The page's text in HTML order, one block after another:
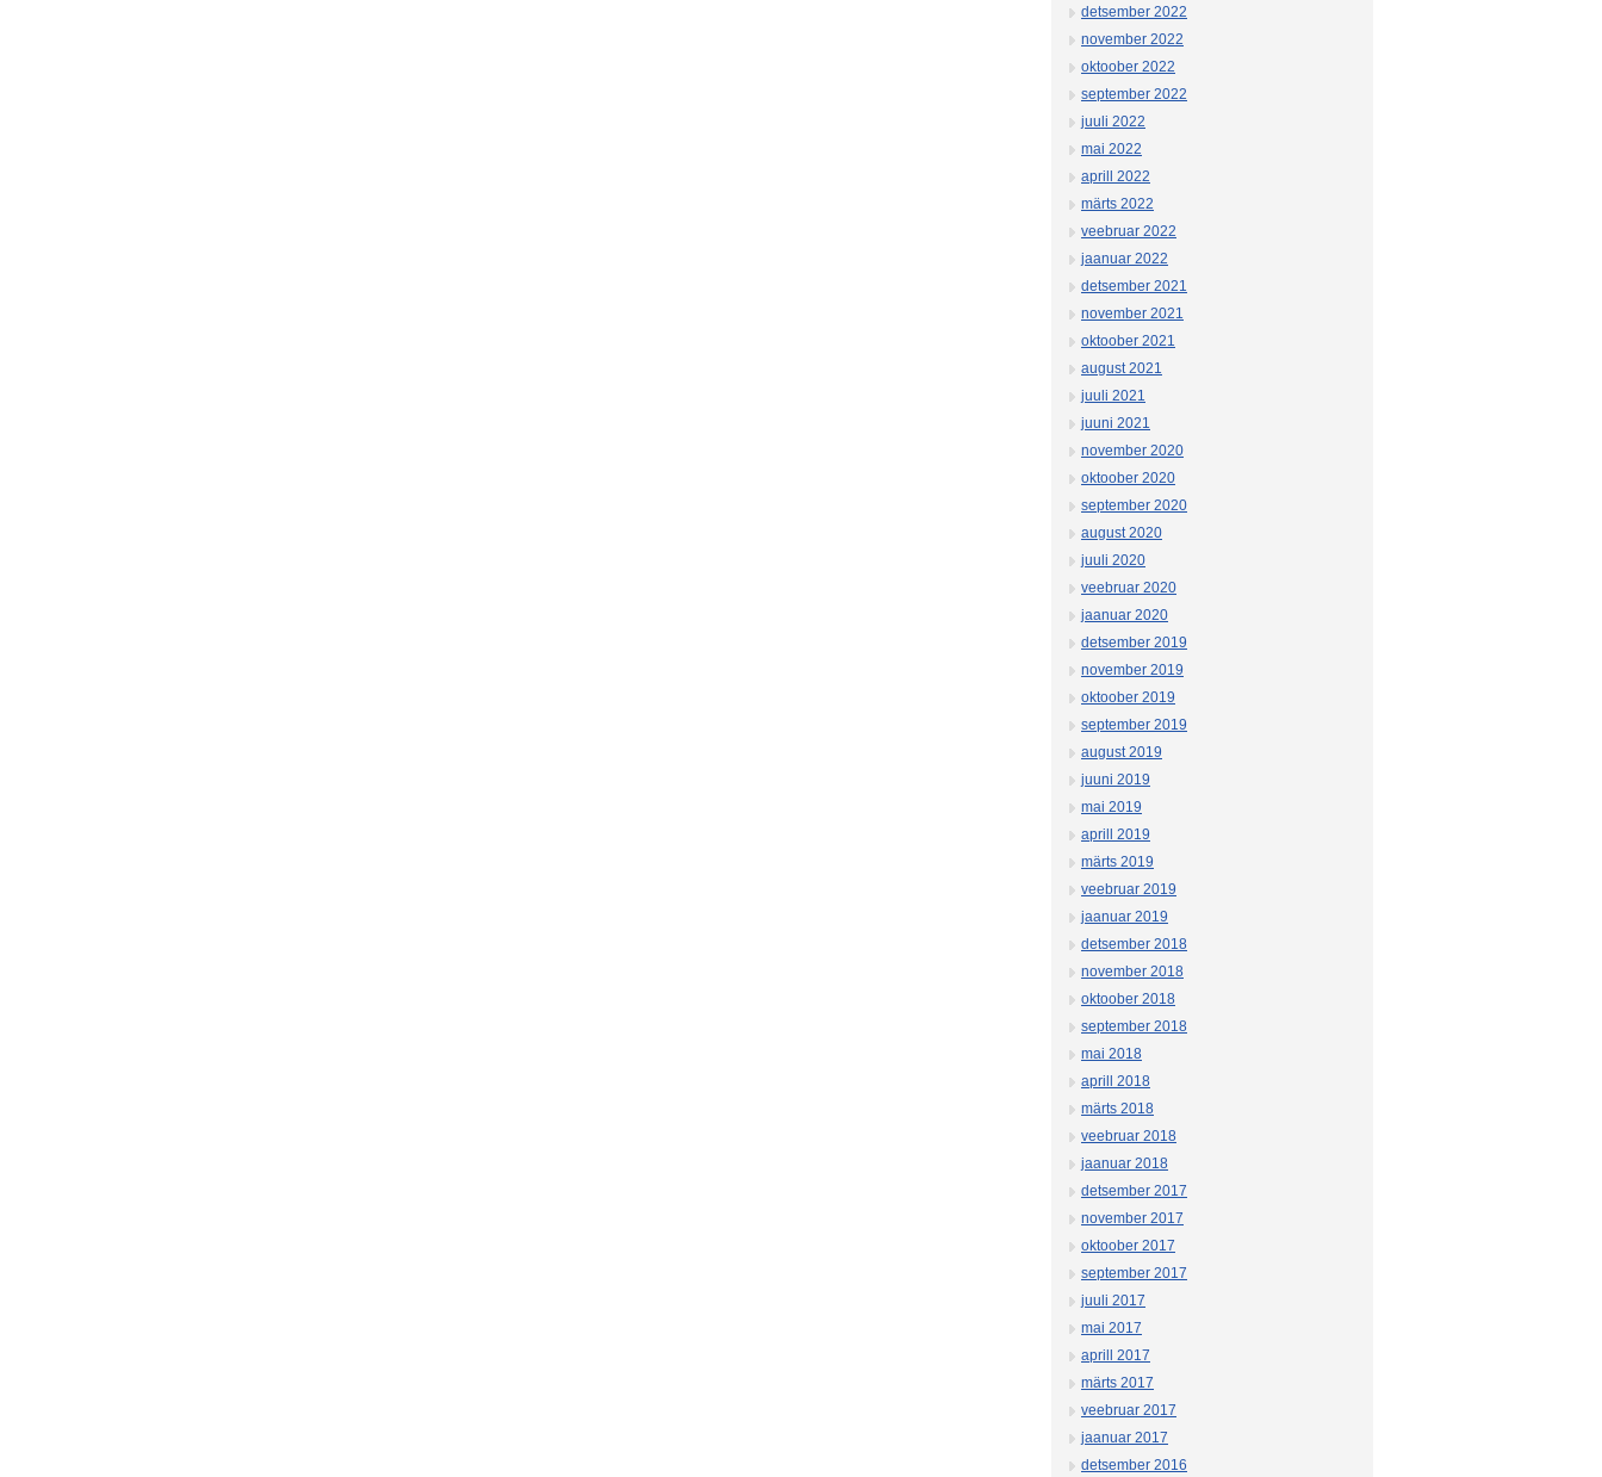
detsember 2022
november 2022
oktoober 2022
september 2022
juuli 2022
mai 2022
aprill 2022
märts 2022
veebruar 2022
jaanuar 2022
detsember 2021
november 2021
oktoober 2021
august 2021
juuli 2021
juuni 2021
november 2020
oktoober 2020
september 2020
august 2020
juuli 2020
veebruar 2020
jaanuar 2020
detsember 2019
november 2019
oktoober 2019
september 2019
august 2019
juuni 2019
mai 2019
aprill 2019
märts 2019
veebruar 2019
jaanuar 2019
detsember 2018
november 2018
oktoober 2018
september 2018
mai 2018
aprill 2018
märts 2018
veebruar 2018
jaanuar 2018
detsember 2017
november 2017
oktoober 2017
september 2017
juuli 2017
mai 2017
aprill 2017
märts 2017
veebruar 2017
jaanuar 2017
detsember 2016